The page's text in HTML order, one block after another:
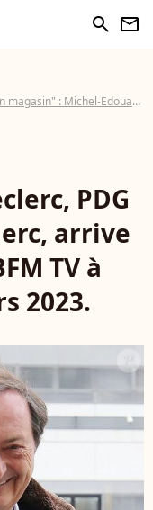
search newsletter
de la marque qui porte son nom, quel est vraiment son rôle au sein du groupe ?
PDG
arrive
TV à
2023.